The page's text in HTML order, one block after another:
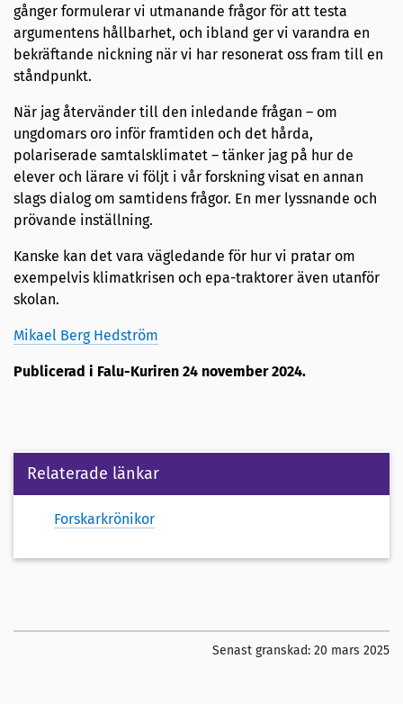
gånger formulerar vi utmanande frågor för att testa
argumentens hållbarhet, och ibland ger vi varandra en
bekräftande nickning när vi har resonerat oss fram till en
ståndpunkt.
När jag återvänder till den inledande frågan – om
ungdomars oro inför framtiden och det hårda,
polariserade samtalsklimatet – tänker jag på hur de
elever och lärare vi följt i vår forskning visat en annan
slags dialog om samtidens frågor. En mer lyssnande och
prövande inställning.
Kanske kan det vara vägledande för hur vi pratar om
exempelvis klimatkrisen och epa-traktorer även utanför
skolan.
Mikael Berg Hedström
Publicerad i Falu-Kuriren 24 november 2024.
Relaterade länkar
Forskarkrönikor
Senast granskad: 20 mars 2025